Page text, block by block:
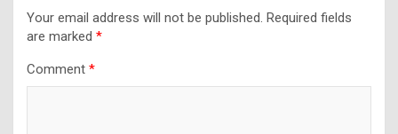
Your email address will not be published. Required fields
are marked *
Comment *